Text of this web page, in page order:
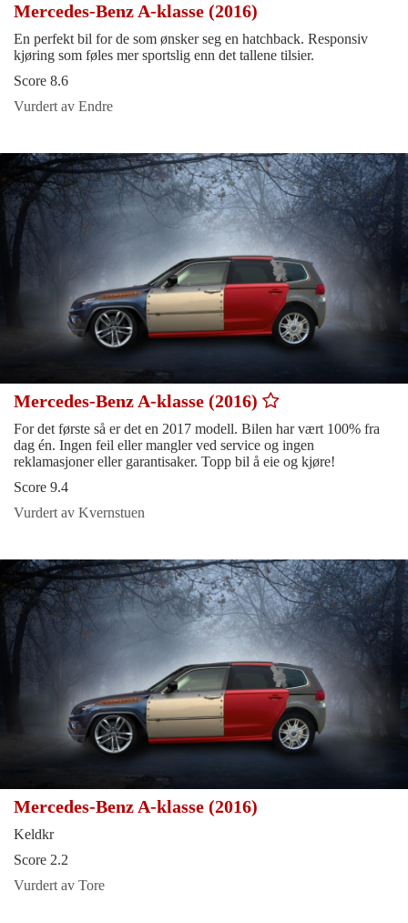
Mercedes-Benz A-klasse (2016)
En perfekt bil for de som ønsker seg en hatchback. Responsiv
kjøring som føles mer sportslig enn det tallene tilsier.
Score 8.6
Vurdert av Endre
Mercedes-Benz A-klasse (2016)
For det første så er det en 2017 modell. Bilen har vært 100% fra
dag én. Ingen feil eller mangler ved service og ingen
reklamasjoner eller garantisaker. Topp bil å eie og kjøre!
Score 9.4
Vurdert av Kvernstuen
Mercedes-Benz A-klasse (2016)
Keldkr
Score 2.2
Vurdert av Tore